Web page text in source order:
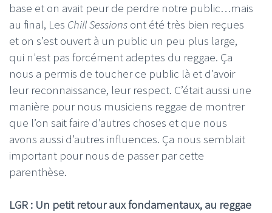
base et on avait peur de perdre notre public…mais
au final, Les Chill Sessions ont été très bien reçues
et on s’est ouvert à un public un peu plus large,
qui n'est pas forcément adeptes du reggae. Ça
nous a permis de toucher ce public là et d’avoir
leur reconnaissance, leur respect. C’était aussi une
manière pour nous musiciens reggae de montrer
que l’on sait faire d’autres choses et que nous
avons aussi d’autres influences. Ça nous semblait
important pour nous de passer par cette
parenthèse.
LGR : Un petit retour aux fondamentaux, au reggae